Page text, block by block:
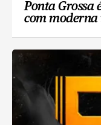
Ponta Grossa
com